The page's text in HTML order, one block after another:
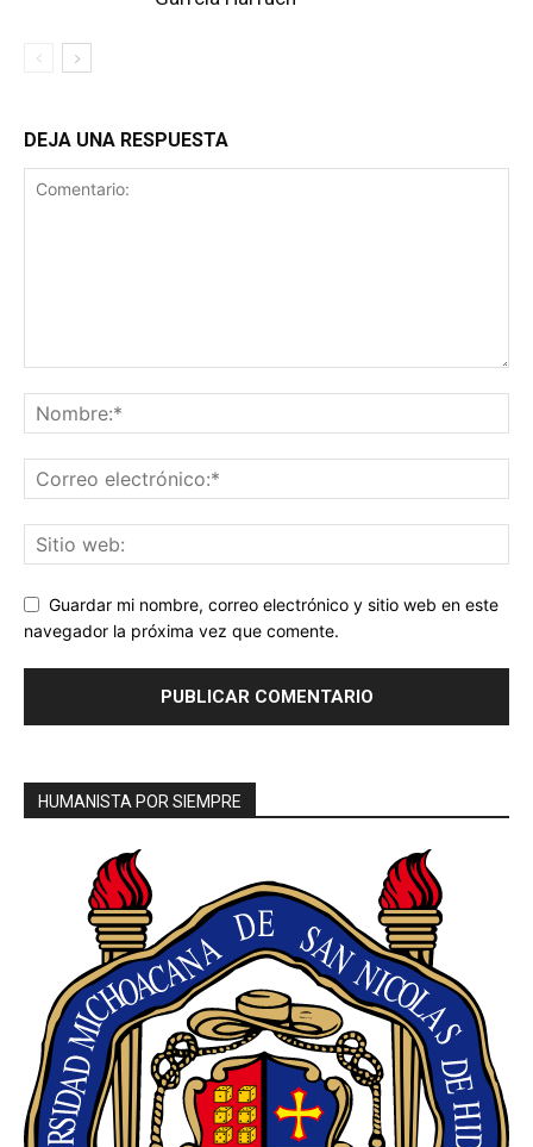
DEJA UNA RESPUESTA
Guardar mi nombre, correo electrónico y sitio web en este
navegador la próxima vez que comente.
HUMANISTA POR SIEMPRE